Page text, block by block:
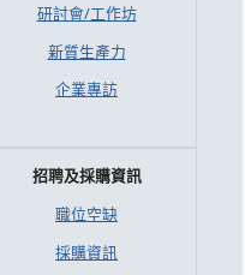
研討會/工作坊
新質生產力
企業專訪
招聘及採購資訊
職位空缺
採購資訊